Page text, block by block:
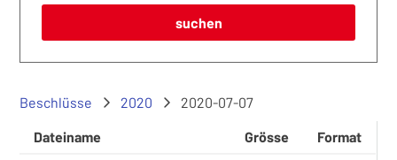
suchen
Beschlüsse 2020 2020-07-07
Dateiname Grösse
Format